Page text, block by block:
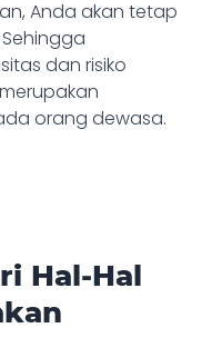
Anda akan tetap
dan risiko
orang dewasa.
Hal-Hal